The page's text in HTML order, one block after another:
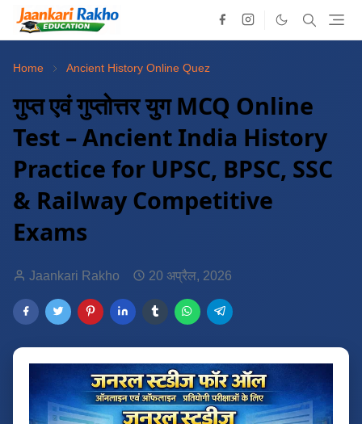
Home Ancient History Online Quez
गुप्त एवं गुप्तोत्तर युग MCQ Online
Test – Ancient India History
Practice for UPSC, BPSC, SSC
& Railway Competitive
Exams
Jaankari Rakho 20 अप्रैल, 2026